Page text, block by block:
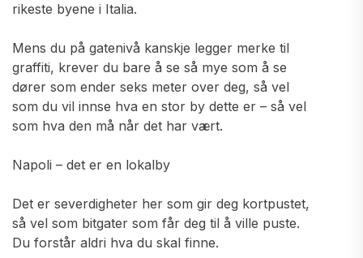
rikeste byene i Italia.
Mens du på gatenivå kanskje legger merke til
graffiti, krever du bare å se så mye som å se
dører som ender seks meter over deg, så vel
som du vil innse hva en stor by dette er – så vel
som hva den må når det har vært.
Napoli – det er en lokalby
Det er severdigheter her som gir deg kortpustet,
så vel som bitgater som får deg til å ville puste.
Du forstår aldri hva du skal finne.